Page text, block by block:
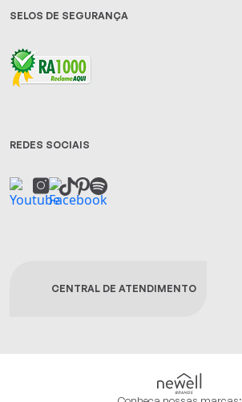
SELOS DE SEGURANÇA
REDES SOCIAIS
CENTRAL DE ATENDIMENTO